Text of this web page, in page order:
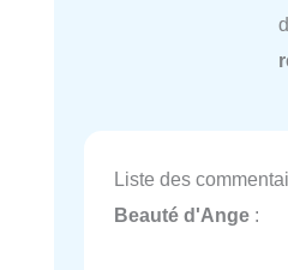
Liste des
Beauté d'Ange :